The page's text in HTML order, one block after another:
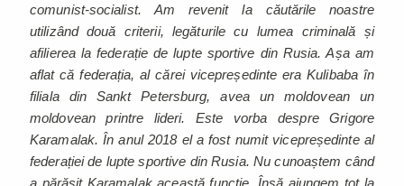
comunist-socialist. Am revenit la căutările noastre
utilizând două criterii, legăturile cu lumea criminală și
afilierea la federație de lupte sportive din Rusia. Așa am
aflat că federația, al cărei vicepreședinte era Kulibaba în
filiala din Sankt Petersburg, avea un moldovean un
moldovean printre lideri. Este vorba despre Grigore
Karamalak. În anul 2018 el a fost numit vicepreședinte al
federației de lupte sportive din Rusia. Nu cunoaștem când
a părăsit Karamalak această funcție. Însă ajungem tot la